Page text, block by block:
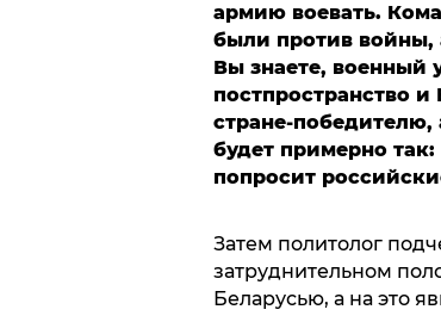
армию воевать.
были против войны,
Вы знаете, военный
постпространство
стране-
будет примерно
попросит
Затем политолог
затруднительном
Беларусью, а на это